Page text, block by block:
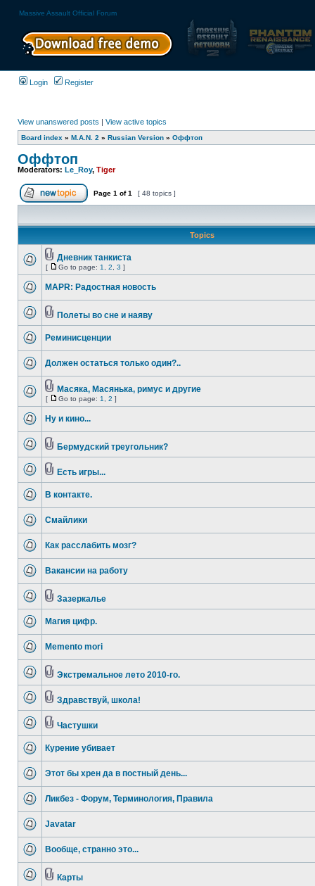
Massive Assault Official Forum
Login Register
View unanswered posts | View active topics
Board index » M.A.N. 2 » Russian Version » Оффтоп
Оффтоп
Moderators: Le_Roy, Tiger
Page 1 of1 [ 48 topics ]
Topics
Дневник танкиста
[ Go to page: 1 2 3 ]
MAPR: Радостная новость
Полеты во сне и наяву
Реминисценции
Должен остаться только один?..
Масяка, Масянька, римус и другие
[ Go to page: 1 2 ]
Ну и кино...
Бермудский треугольник?
Есть игры...
В контакте.
Смайлики
Как расслабить мозг?
Вакансии на работу
Зазеркалье
Магия цифр.
Memento mori
Экстремальное лето 2010-го.
Здравствуй, школа!
Частушки
Курение убивает
Этот бы хрен да в постный день...
Ликбез - Форум, Терминология, Правила
Javatar
Вообще, странно это...
Карты